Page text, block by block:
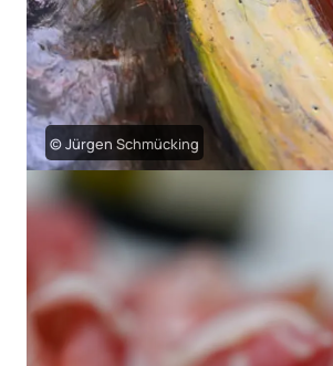
© Jürgen Schmücking